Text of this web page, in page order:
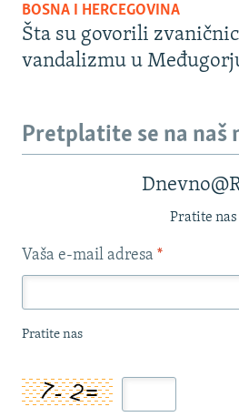
BOSNA I HERCEGOVINA
Šta su govorili
vandalizmu u
Pretplatite se na naš
Pratite nas
Vaša e-mail adresa *
Pratite nas